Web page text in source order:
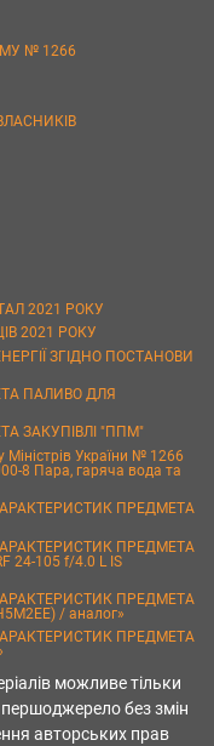
№ 1266
2021 РОКУ
2021 РОКУ
ЗГІДНО ПОСТАНОВИ
ПАЛИВО ДЛЯ
ЗАКУПІВЛІ "ППМ"
України № 1266
8 Пара, гаряча вода та
ПРЕДМЕТА
ПРЕДМЕТА
24-105 f/4.0 L IS
ПРЕДМЕТА
/ аналог»
ПРЕДМЕТА
можливе тільки
без змін
авторських прав